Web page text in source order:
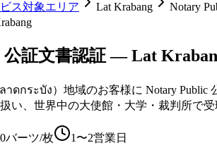
ス対象エリア Lat Krabang
Notary
公証文書認証 — Lat
าดกระบัง）地域のお客様に Notary
い、世界中の大使館・大学・裁判所で受
バーツ/枚 1〜2営業日